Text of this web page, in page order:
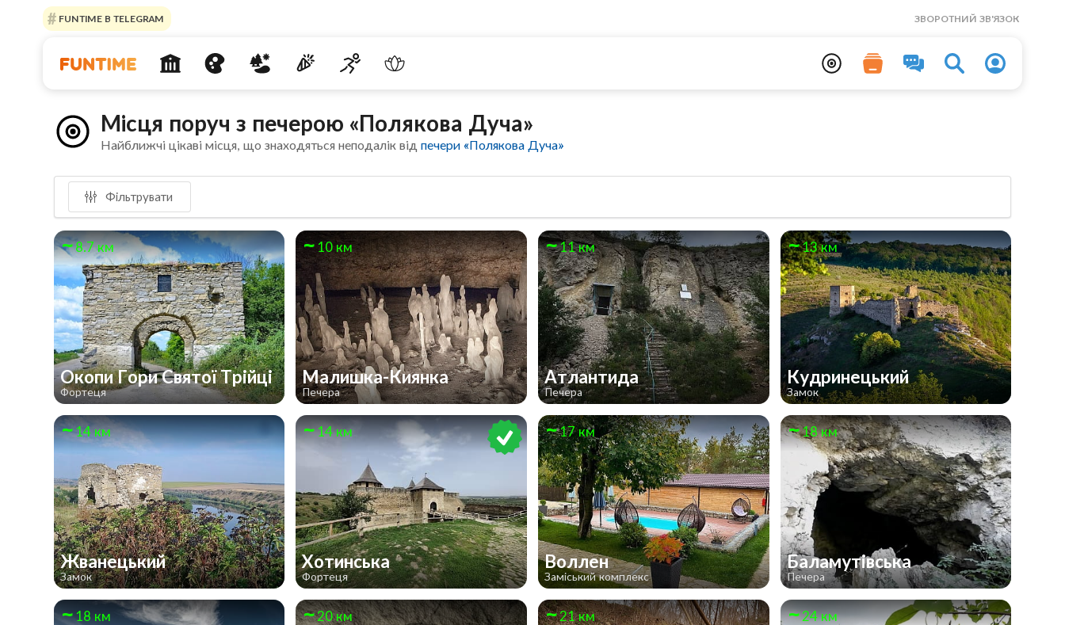
FUNTIME В TELEGRAM ЗВОРОТНИЙ ЗВ'ЯЗОК
Місця поруч з печерою «Полякова Дуча»
Найближчі цікаві місця, що знаходяться неподалік відпечери «Полякова Дуча»
Фільтрувати
8.7 км
Окопи Гори Святої Трійці
Фортеця
10 км
Малишка-Киянка
Печера
11 км
Атлантида
Печера
13 км
Кудринецький
Замок
14 км
Жванецький
Замок
14 км
Хотинська
Фортеця
17 км
Воллен
Заміський комплекс
18 км
Баламутівська
Печера
18 км 20 км 21 км 24 км